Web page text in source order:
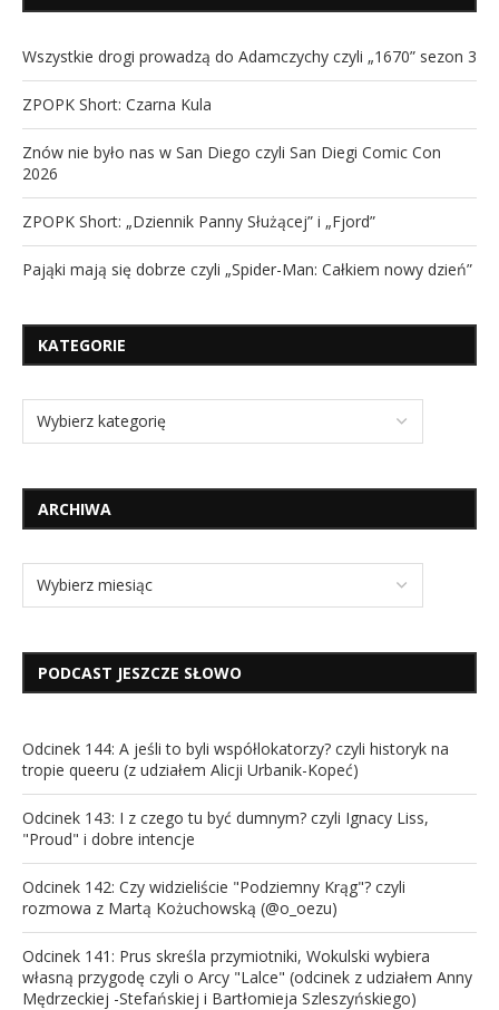
Wszystkie drogi prowadzą do Adamczychy czyli „1670” sezon 3
ZPOPK Short: Czarna Kula
Znów nie było nas w San Diego czyli San Diegi Comic Con
2026
ZPOPK Short: „Dziennik Panny Służącej” i „Fjord”
Pająki mają się dobrze czyli „Spider-Man: Całkiem nowy dzień”
KATEGORIE
ARCHIWA
PODCAST JESZCZE SŁOWO
Odcinek 144: A jeśli to byli współlokatorzy? czyli historyk na
tropie queeru (z udziałem Alicji Urbanik-Kopeć)
Odcinek 143: I z czego tu być dumnym? czyli Ignacy Liss,
"Proud" i dobre intencje
Odcinek 142: Czy widzieliście "Podziemny Krąg"? czyli
rozmowa z Martą Kożuchowską (@o_oezu)
Odcinek 141: Prus skreśla przymiotniki, Wokulski wybiera
własną przygodę czyli o Arcy "Lalce" (odcinek z udziałem Anny
Mędrzeckiej -Stefańskiej i Bartłomieja Szleszyńskiego)